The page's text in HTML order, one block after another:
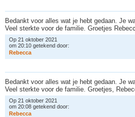
Bedankt voor alles wat je hebt gedaan. Je
Veel sterkte voor de familie. Groetjes
Op 21 oktober 2021
om 20:10 getekend door:
Rebecca
Bedankt voor alles wat je hebt gedaan. Je
Veel sterkte voor de familie. Groetjes,
Op 21 oktober 2021
om 20:08 getekend door:
Rebecca